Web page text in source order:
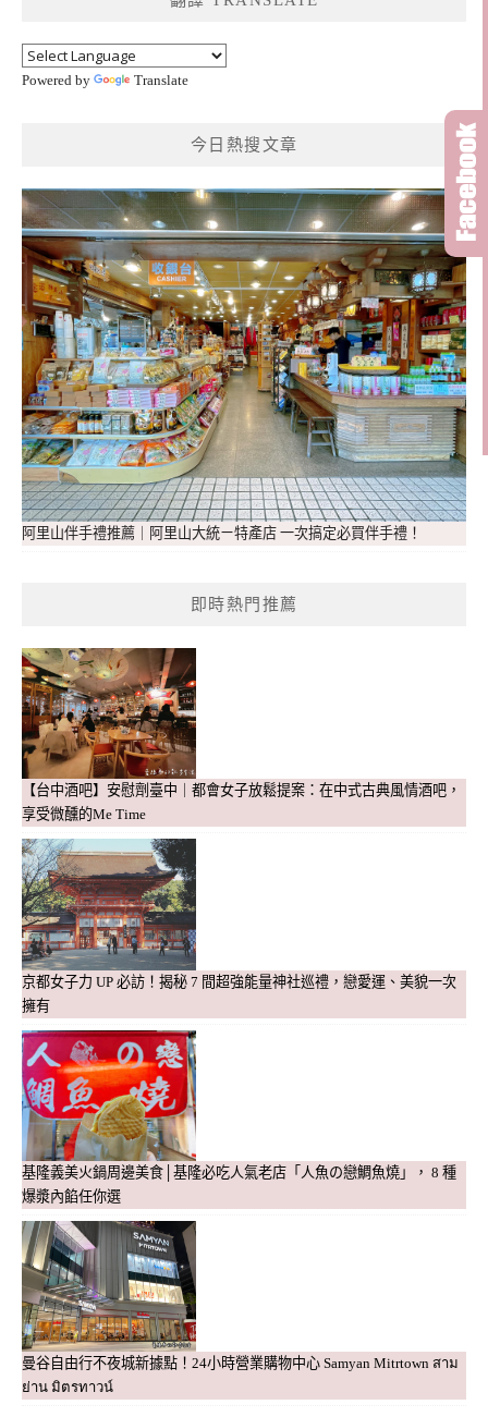
Powered by Translate
今日熱搜文章
阿里山伴手禮推薦｜阿里山大統ㄧ特產店 一次搞定必買伴手禮！
即時熱門推薦
【台中酒吧】安慰劑臺中｜都會女子放鬆提案：在中式古典風情酒吧，
享受微醺的Me Time
京都女子力 UP 必訪！揭秘 7 間超強能量神社巡禮，戀愛運、美貌一次
擁有
基隆義美火鍋周邊美食│基隆必吃人氣老店「人魚の戀鯛魚燒」， 8 種
爆漿內餡任你選
曼谷自由行不夜城新據點！24小時營業購物中心 Samyan Mitrtown สาม
ย่าน มิตรทาวน์